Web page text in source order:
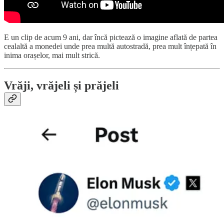
E un clip de acum 9 ani, dar încă pictează o imagine aflată de partea
cealaltă a monedei unde prea multă autostradă, prea mult înțepată în
inima orașelor, mai mult strică.
Vrăji, vrăjeli și prăjeli